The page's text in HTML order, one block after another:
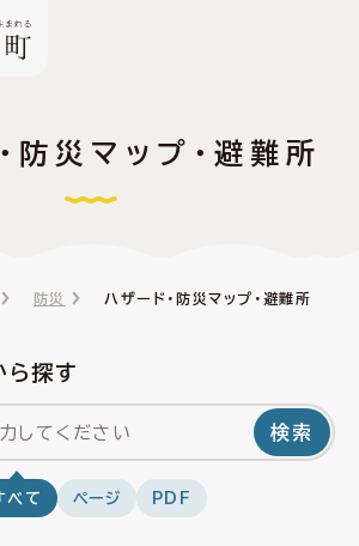
防災マップ・避難所
防災 ハザード・防災マップ・避難所
ら探す
検索
べて ページ PDF